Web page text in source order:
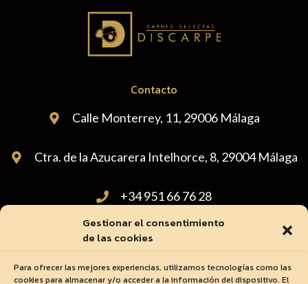
Gestionar el consentimiento
de las cookies
Para ofrecer las mejores experiencias, utilizamos tecnologías como las
cookies para almacenar y/o acceder a la información del dispositivo. El
Contacto
Calle Monterrey, 11, 29006 Málaga
Ctra. de la Azucarera Intelhorce, 8, 29004 Málaga
+34 951 66 76 28
administracion@carnicasdiscarpe.com